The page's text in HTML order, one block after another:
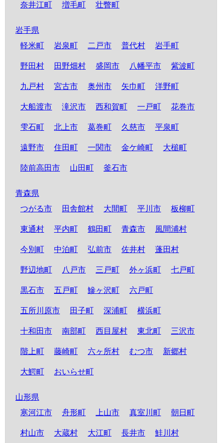
奈井江町 増毛町 壮瞥町
岩手県
軽米町
岩泉町 二戸市 普代村 岩手町
野田村 田野畑村 盛岡市 八幡平市 紫波町
九戸村 宮古市 奥州市 矢巾町 洋野町
大船渡市 滝沢市 西和賀町 一戸町 花巻市
雫石町 北上市 葛巻町 久慈市 平泉町
遠野市 住田町 一関市 金ケ崎町 大槌町
陸前高田市 山田町 釜石市
青森県
つがる市
田舎館村 大間町 平川市 板柳町
東通村 平内町 鶴田町 青森市 風間浦村
今別町 中泊町 弘前市 佐井村 蓬田村
野辺地町 八戸市 三戸町 外ヶ浜町 七戸町
黒石市 五戸町 鰺ヶ沢町 六戸町
五所川原市 田子町 深浦町 横浜町
十和田市 南部町 西目屋村 東北町 三沢市
階上町 藤崎町 六ヶ所村 むつ市 新郷村
大鰐町 おいらせ町
山形県
寒河江市
舟形町 上山市 真室川町 朝日町
村山市 大蔵村 大江町 長井市 鮭川村